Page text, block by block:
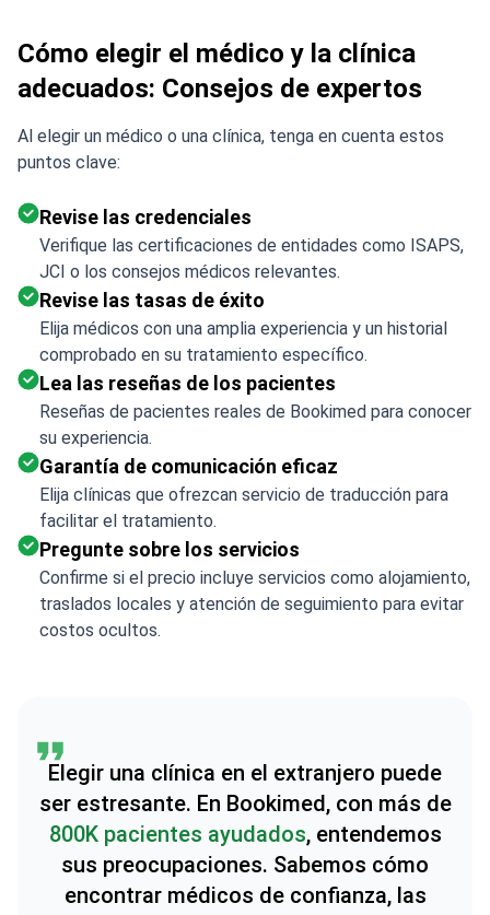
Cómo elegir el médico y la clínica
adecuados: Consejos de expertos
Al elegir un médico o una clínica, tenga en cuenta estos
puntos clave:
Revise las credenciales
Verifique las certificaciones de entidades como ISAPS,
JCI o los consejos médicos relevantes.
Revise las tasas de éxito
Elija médicos con una amplia experiencia y un historial
comprobado en su tratamiento específico.
Lea las reseñas de los pacientes
Reseñas de pacientes reales de Bookimed para conocer
su experiencia.
Garantía de comunicación eficaz
Elija clínicas que ofrezcan servicio de traducción para
facilitar el tratamiento.
Pregunte sobre los servicios
Confirme si el precio incluye servicios como alojamiento,
traslados locales y atención de seguimiento para evitar
costos ocultos.
Elegir una clínica en el extranjero puede
ser estresante. En Bookimed, con más de
800K pacientes ayudados, entendemos
sus preocupaciones. Sabemos cómo
encontrar médicos de confianza, las